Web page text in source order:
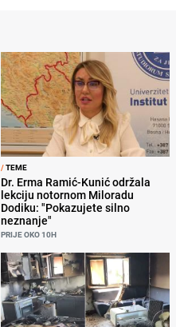
/TEME
Dr. Erma Ramić-Kunić održala
lekciju notornom Miloradu
Dodiku: "Pokazujete silno
neznanje"
PRIJE OKO 10H